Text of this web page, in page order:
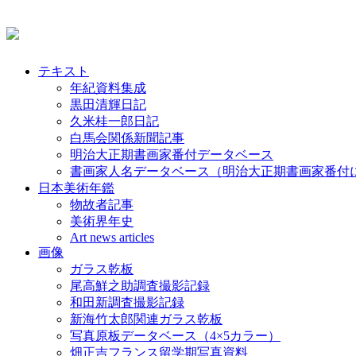
テキスト
年紀資料集成
黒田清輝日記
久米桂一郎日記
白馬会関係新聞記事
明治大正期書画家番付データベース
書画家人名データベース（明治大正期書画家番付
日本美術年鑑
物故者記事
美術界年史
Art news articles
画像
ガラス乾板
尾高鮮之助調査撮影記録
和田新調査撮影記録
新海竹太郎関連ガラス乾板
写真原板データベース（4×5カラー）
畑正吉フランス留学期写真資料